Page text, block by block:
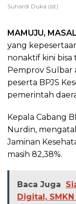
Suhardi Duka (ist)
MAMUJU,
yang
nonaktif kini bisa
Pemprov Sulbar
peserta BPJS
pemerintah
Kepala Cabang
Nurdin,
Jaminan
masih 82,38%.
Baca Juga
Digital,